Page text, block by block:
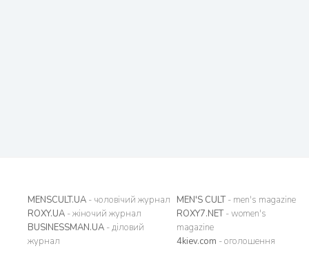
MENSCULT.UA - чоловічий журнал
ROXY.UA - жіночий журнал
BUSINESSMAN.UA - діловий
журнал
MEN'S CULT- men's magazine
ROXY7.NET- women's
magazine
4kiev.com - оголошення